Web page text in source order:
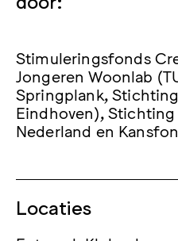
Stimuleringsfonds
Jongeren Woonlab
Springplank,
Eindhoven),
Nederland en
Locaties